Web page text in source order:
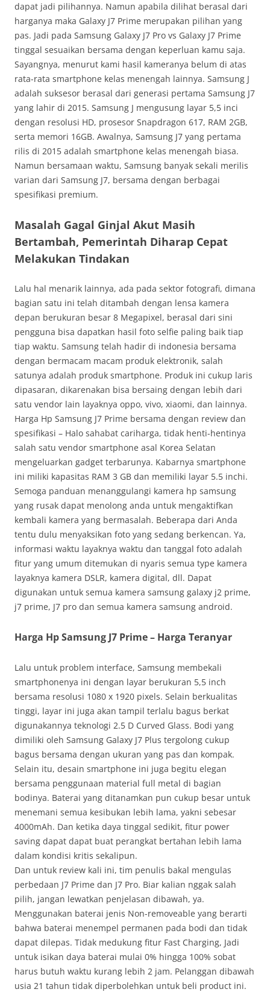
dapat jadi pilihannya. Namun apabila dilihat berasal dari
harganya maka Galaxy J7 Prime merupakan pilihan yang
pas. Jadi pada Samsung Galaxy J7 Pro vs Galaxy J7 Prime
tinggal sesuaikan bersama dengan keperluan kamu saja.
Sayangnya, menurut kami hasil kameranya belum di atas
rata-rata smartphone kelas menengah lainnya. Samsung J
adalah suksesor berasal dari generasi pertama Samsung J7
yang lahir di 2015. Samsung J mengusung layar 5,5 inci
dengan resolusi HD, prosesor Snapdragon 617, RAM 2GB,
serta memori 16GB. Awalnya, Samsung J7 yang pertama
rilis di 2015 adalah smartphone kelas menengah biasa.
Namun bersamaan waktu, Samsung banyak sekali merilis
varian dari Samsung J7, bersama dengan berbagai
spesifikasi premium.
Masalah Gagal Ginjal Akut Masih
Bertambah, Pemerintah Diharap Cepat
Melakukan Tindakan
Lalu hal menarik lainnya, ada pada sektor fotografi, dimana
bagian satu ini telah ditambah dengan lensa kamera
depan berukuran besar 8 Megapixel, berasal dari sini
pengguna bisa dapatkan hasil foto selfie paling baik tiap
tiap waktu. Samsung telah hadir di indonesia bersama
dengan bermacam macam produk elektronik, salah
satunya adalah produk smartphone. Produk ini cukup laris
dipasaran, dikarenakan bisa bersaing dengan lebih dari
satu vendor lain layaknya oppo, vivo, xiaomi, dan lainnya.
Harga Hp Samsung J7 Prime bersama dengan review dan
spesifikasi – Halo sahabat cariharga, tidak henti-hentinya
salah satu vendor smartphone asal Korea Selatan
mengeluarkan gadget terbarunya. Kabarnya smartphone
ini miliki kapasitas RAM 3 GB dan memiliki layar 5.5 inchi.
Semoga panduan menanggulangi kamera hp samsung
yang rusak dapat menolong anda untuk mengaktifkan
kembali kamera yang bermasalah. Beberapa dari Anda
tentu dulu menyaksikan foto yang sedang berkencan. Ya,
informasi waktu layaknya waktu dan tanggal foto adalah
fitur yang umum ditemukan di nyaris semua type kamera
layaknya kamera DSLR, kamera digital, dll. Dapat
digunakan untuk semua kamera samsung galaxy j2 prime,
j7 prime, J7 pro dan semua kamera samsung android.
Harga Hp Samsung J7 Prime – Harga Teranyar
Lalu untuk problem interface, Samsung membekali
smartphonenya ini dengan layar berukuran 5,5 inch
bersama resolusi 1080 x 1920 pixels. Selain berkualitas
tinggi, layar ini juga akan tampil terlalu bagus berkat
digunakannya teknologi 2.5 D Curved Glass. Bodi yang
dimiliki oleh Samsung Galaxy J7 Plus tergolong cukup
bagus bersama dengan ukuran yang pas dan kompak.
Selain itu, desain smartphone ini juga begitu elegan
bersama penggunaan material full metal di bagian
bodinya. Baterai yang ditanamkan pun cukup besar untuk
menemani semua kesibukan lebih lama, yakni sebesar
4000mAh. Dan ketika daya tinggal sedikit, fitur power
saving dapat dapat buat perangkat bertahan lebih lama
dalam kondisi kritis sekalipun.
Dan untuk review kali ini, tim penulis bakal mengulas
perbedaan J7 Prime dan J7 Pro. Biar kalian nggak salah
pilih, jangan lewatkan penjelasan dibawah, ya.
Menggunakan baterai jenis Non-removeable yang berarti
bahwa baterai menempel permanen pada bodi dan tidak
dapat dilepas. Tidak medukung fitur Fast Charging, Jadi
untuk isikan daya baterai mulai 0% hingga 100% sobat
harus butuh waktu kurang lebih 2 jam. Pelanggan dibawah
usia 21 tahun tidak diperbolehkan untuk beli product ini.